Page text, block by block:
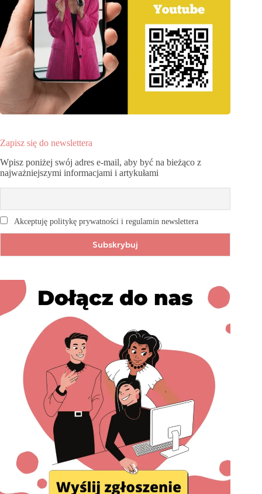
Zapisz się do newslettera
Wpisz poniżej swój adres e-mail, aby być na bieżąco z
najważniejszymi informacjami i artykułami
Akceptuję politykę prywatności i regulamin newslettera